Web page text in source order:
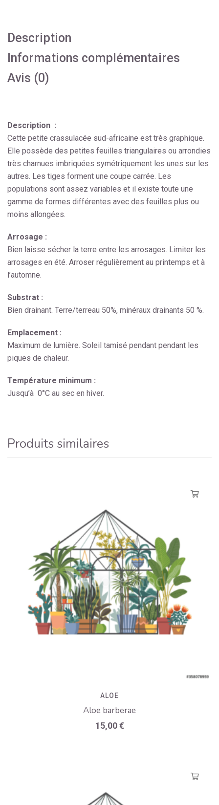
Description
Informations complémentaires
Avis (0)
Description :
Cette petite crassulacée sud-africaine est très graphique.
Elle possède des petites feuilles triangulaires ou arrondies
très charnues imbriquées symétriquement les unes sur les
autres. Les tiges forment une coupe carrée. Les
populations sont assez variables et il existe toute une
gamme de formes différentes avec des feuilles plus ou
moins allongées.
Arrosage :
Bien laisse sécher la terre entre les arrosages. Limiter les
arrosages en été. Arroser régulièrement au printemps et à
l’automne.
Substrat :
Bien drainant. Terre/terreau 50%, minéraux drainants 50 %.
Emplacement :
Maximum de lumière. Soleil tamisé pendant pendant les
piques de chaleur.
Température minimum :
Jusqu’à 0°C au sec en hiver.
Produits similaires
ALOE
Aloe barberae
15,00€